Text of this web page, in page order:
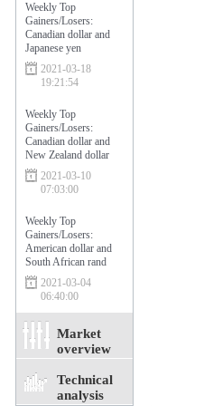
Weekly Top
Gainers/Losers:
Canadian dollar and
Japanese yen
2021-03-18
19:21:54
Weekly Top
Gainers/Losers:
Canadian dollar and
New Zealand dollar
2021-03-10
07:03:00
Weekly Top
Gainers/Losers:
American dollar and
South African rand
2021-03-04
06:40:00
Market
overview
Technical
analysis